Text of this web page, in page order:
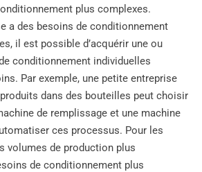
plus complexes.
a des besoins de conditionnement
il est possible d’acquérir une ou
conditionnement individuelles
Par exemple, une petite entreprise
dans des bouteilles peut choisir
de remplissage et une machine
ces processus. Pour les
volumes de production plus
de conditionnement plus